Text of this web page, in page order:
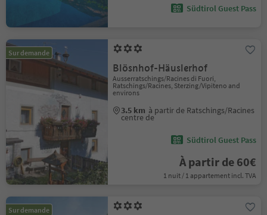
Südtirol Guest Pass
Sur demande
Blösnhof-Häuslerhof
Ausserratschings/Racines di Fuori,
Ratschings/Racines, Sterzing/Vipiteno and
environs
3.5 km à partir de Ratschings/Racines
centre de
Südtirol Guest Pass
À partir de 60€
1 nuit / 1 appartement incl. TVA
Sur demande